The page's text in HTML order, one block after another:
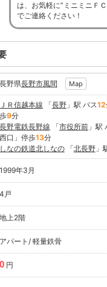
は、お気軽に”ミニミニＦ
でご連絡ください！
長野県長野市風間 Map
ＪＲ信越本線 「長野」駅 バス12
歩9分
長野電鉄長野線 「市役所前」駅
西口」停歩13分
しなの鉄道北しなの「北長野」
1999年3月
4戸
地上2階
アパート/ 軽量鉄骨
0 円